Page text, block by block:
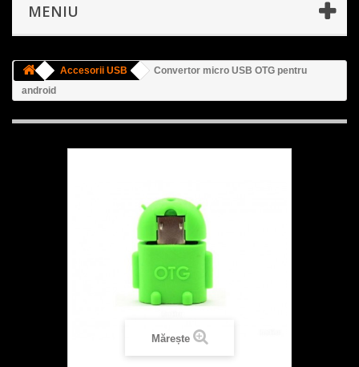
MENIU
Accesorii USB
Convertor micro USB OTG pentru
android
Mărește